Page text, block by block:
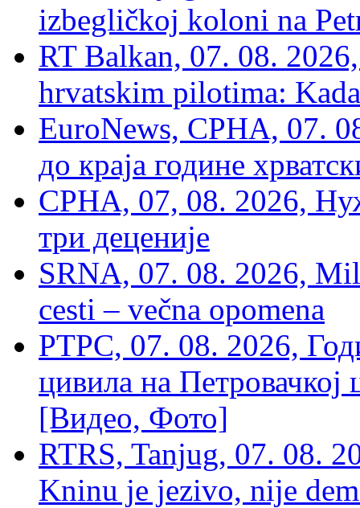
izbegličkoj koloni na
RT Balkan, 07. 08.
hrvatskim pilotima:
EuroNews, СРНА, 07.
до краја године
СРНА, 07, 08. 2026,
три деценије
SRNA, 07. 08. 2026,
cesti – večna opomena
РТРС, 07. 08. 2026,
цивила на Петровачкој
[Видео, Фото]
RTRS, Tanjug, 07. 08.
Kninu je jezivo, nije